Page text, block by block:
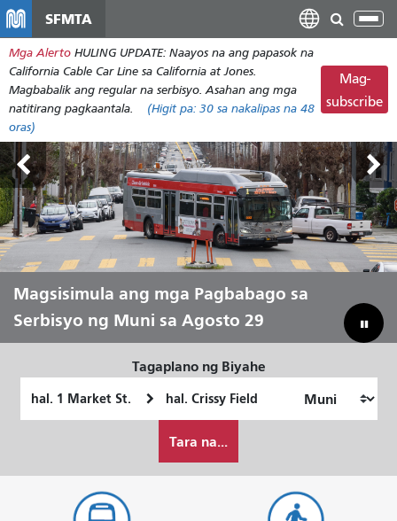
pangunahing
nilalaman
SFMTA
I-
ang
Mga Alerto HULING UPDATE: Naayos na ang papasok na
California Cable Car Line sa California at Jones.
Magbabalik ang regular na serbisyo. Asahan ang mga
natitirang pagkaantala.
(Higit pa: 30 sa nakalipas na 48
oras)
Mag-
subscribe
Mga Lupain sa Labas Agosto 7-9
Magsisimula ang mga Pagbabago sa
Serbisyo ng Muni sa Agosto 29
Hayaang Ihatid Ka ni Muni sa Tag-init
Pagtulay sa Ating Badyet para
Mailigtas ang Muni
Tagaplano ng Biyahe
ko
gustong
Tara na...